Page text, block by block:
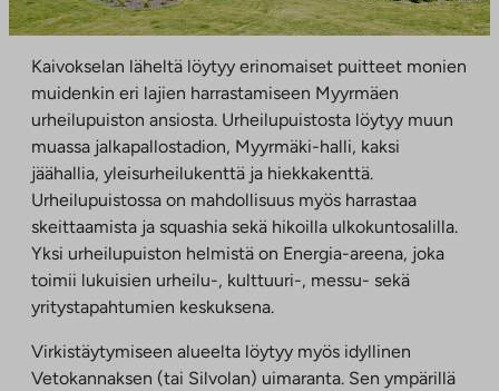
Kaivokselan läheltä löytyy erinomaiset puitteet monien
muidenkin eri lajien harrastamiseen Myyrmäen
urheilupuiston ansiosta. Urheilupuistosta löytyy muun
muassa jalkapallostadion, Myyrmäki-halli, kaksi
jäähallia, yleisurheilukenttä ja hiekkakenttä.
Urheilupuistossa on mahdollisuus myös harrastaa
skeittaamista ja squashia sekä hikoilla ulkokuntosalilla.
Yksi urheilupuiston helmistä on Energia-areena, joka
toimii lukuisien urheilu-, kulttuuri-, messu- sekä
yritystapahtumien keskuksena.
Virkistäytymiseen alueelta löytyy myös idyllinen
Vetokannaksen (tai Silvolan) uimaranta. Sen ympärillä